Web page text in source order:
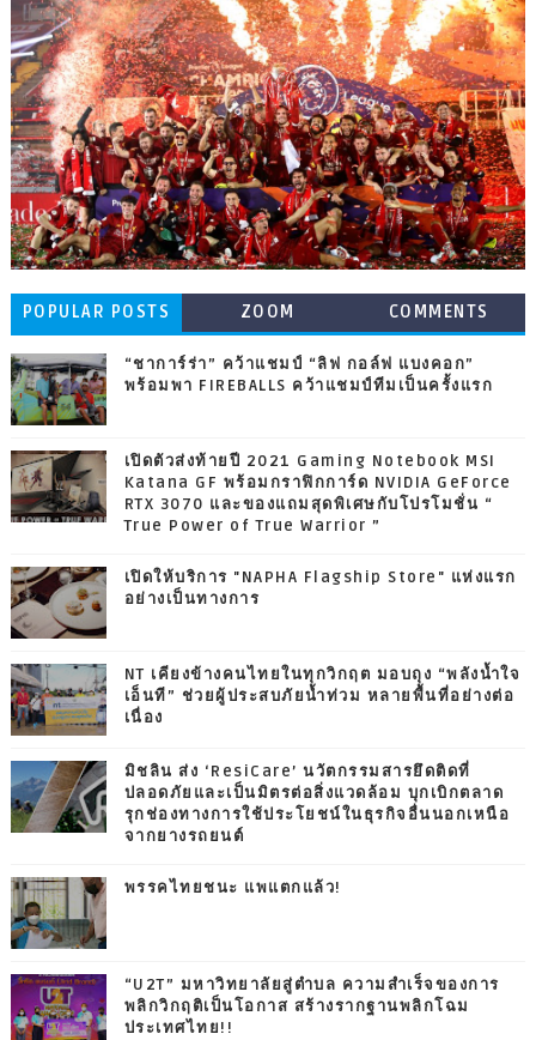
POPULAR POSTS ZOOM COMMENTS
“ชาการ์ร่า” คว้าแชมป์ “ลิฟ กอล์ฟ แบงคอก”
พร้อมพา FIREBALLS คว้าแชมป์ทีมเป็นครั้งแรก
เปิดตัวส่งท้ายปี 2021 Gaming Notebook MSI
Katana GF พร้อมกราฟิกการ์ด NVIDIA GeForce
RTX 3070 และของแถมสุดพิเศษกับโปรโมชั่น “
True Power of True Warrior ”
เปิดให้บริการ "NAPHA Flagship Store" แห่งแรก
อย่างเป็นทางการ
NT เคียงข้างคนไทยในทุกวิกฤต มอบถุง “พลังน้ำใจ
เอ็นที” ช่วยผู้ประสบภัยน้ำท่วม หลายพื้นที่อย่างต่อ
เนื่อง
มิชลิน ส่ง ‘ResiCare’ นวัตกรรมสารยึดติดที่
ปลอดภัยและเป็นมิตรต่อสิ่งแวดล้อม บุกเบิกตลาด
รุกช่องทางการใช้ประโยชน์ในธุรกิจอื่นนอกเหนือ
จากยางรถยนต์
พรรคไทยชนะ แพแตกแล้ว!
“U2T” มหาวิทยาลัยสู่ตำบล ความสำเร็จของการ
พลิกวิกฤติเป็นโอกาส สร้างรากฐานพลิกโฉม
ประเทศไทย!!